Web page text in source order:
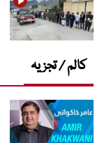
کالم / تجزیہ